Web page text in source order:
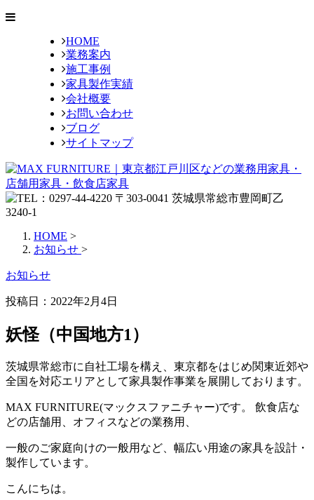
HOME
業務案内
施工事例
家具製作実績
会社概要
お問い合わせ
ブログ
サイトマップ
HOME >
お知らせ >
お知らせ
投稿日： 2022年2月4日
妖怪（中国地方1）
茨城県常総市に自社工場を構え、東京都をはじめ関東近郊や
全国を対応エリアとして家具製作事業を展開しております。
MAX FURNITURE(マックスファニチャー)です。 飲食店な
どの店舗用、オフィスなどの業務用、
一般のご家庭向けの一般用など、幅広い用途の家具を設計・
製作しています。
こんにちは。